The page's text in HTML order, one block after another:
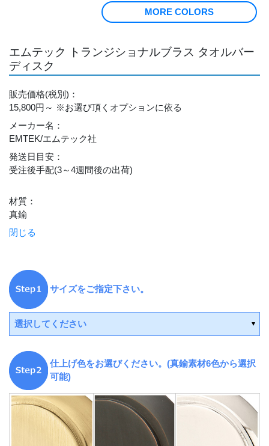
MORE COLORS
エムテック トランジショナルブラス タオルバー
ディスク
販売価格(税別) ：
15,800円～ ※お選び頂くオプションに依る
メーカー名 ：
EMTEK/エムテック社
発送日目安 ：
受注後手配(3～4週間後の出荷)
材質 ：
真鍮
閉じる
サイズをご指定下さい。
選択してください
仕上げ色をお選びください。(真鍮素材6色から選択
可能)